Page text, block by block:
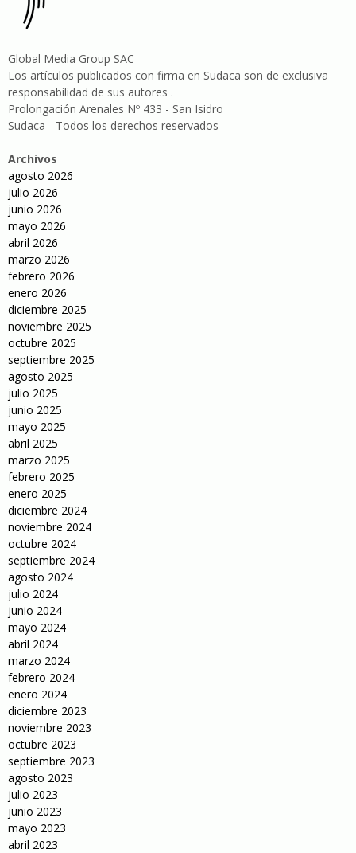
Global Media Group SAC
Los artículos publicados con firma en Sudaca son de exclusiva
responsabilidad de sus autores .
Prolongación Arenales Nº 433 - San Isidro
Sudaca - Todos los derechos reservados
Archivos
agosto 2026
julio 2026
junio 2026
mayo 2026
abril 2026
marzo 2026
febrero 2026
enero 2026
diciembre 2025
noviembre 2025
octubre 2025
septiembre 2025
agosto 2025
julio 2025
junio 2025
mayo 2025
abril 2025
marzo 2025
febrero 2025
enero 2025
diciembre 2024
noviembre 2024
octubre 2024
septiembre 2024
agosto 2024
julio 2024
junio 2024
mayo 2024
abril 2024
marzo 2024
febrero 2024
enero 2024
diciembre 2023
noviembre 2023
octubre 2023
septiembre 2023
agosto 2023
julio 2023
junio 2023
mayo 2023
abril 2023